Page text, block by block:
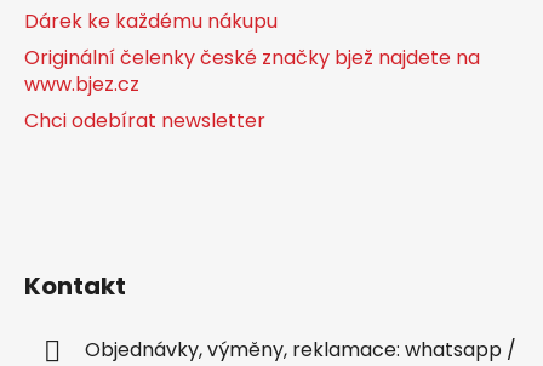
Dárek ke každému nákupu
Originální čelenky české značky bjež najdete na
www.bjez.cz
Chci odebírat newsletter
Kontakt
Objednávky, výměny, reklamace: whatsapp /